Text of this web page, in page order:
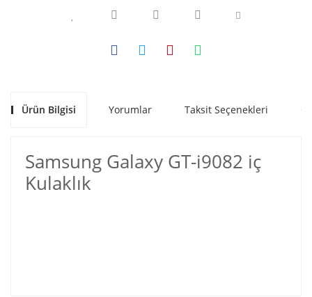
Ürün Bilgisi Yorumlar Taksit Seçenekleri
Samsung Galaxy GT-i9082 iç
Kulaklık